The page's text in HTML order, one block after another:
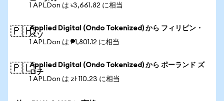
1 APLDon は ৳3,661.82 に相当
🇵🇭Applied Digital (Ondo Tokenized) から フィリピン・
ペソ
1 APLDon は ₱1,801.12 に相当
🇵🇱Applied Digital (Ondo Tokenized) から ポーランド ズ
ロチ
1 APLDon は zł 110.23 に相当